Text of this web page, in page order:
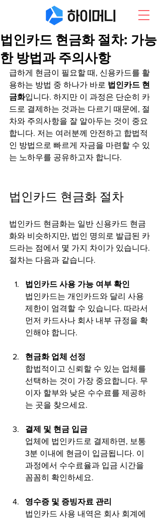
법인카드 현금화 절차: 가능
한 방법과 주의사항
급하게 현금이 필요할 때, 신용카드를 활
용하는 방법 중 하나가 바로 법인카드 현
금화입니다. 하지만 이 과정은 단순히 카
드로 결제하는 것과는 다르기 때문에, 절
차와 주의사항을 잘 알아두는 것이 중요
합니다. 저는 여러분께 안전하고 합법적
인 방법으로 빠르게 자금을 마련할 수 있
는 노하우를 공유하고자 합니다.
법인카드 현금화 절차
법인카드 현금화는 일반 신용카드 현금
화와 비슷하지만, 법인 명의로 발급된 카
드라는 점에서 몇 가지 차이가 있습니다.
절차는 다음과 같습니다.
법인카드 사용 가능 여부 확인
법인카드는 개인카드와 달리 사용
제한이 엄격할 수 있습니다. 따라서
먼저 카드사나 회사 내부 규정을 확
인해야 합니다.
현금화 업체 선정
합법적이고 신뢰할 수 있는 업체를
선택하는 것이 가장 중요합니다. 무
이자 할부와 낮은 수수료를 제공하
는 곳을 찾으세요.
결제 및 현금 입금
업체에 법인카드로 결제하면, 보통
3분 이내에 현금이 입금됩니다. 이
과정에서 수수료율과 입금 시간을
꼼꼼히 확인하세요.
영수증 및 증빙자료 관리
법인카드 사용 내역은 회사 회계에